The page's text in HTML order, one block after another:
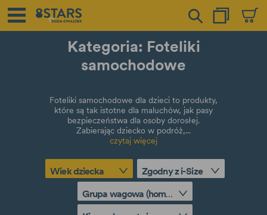
Kategoria: Foteliki
samochodowe
Foteliki samochodowe dla dzieci to produkty,
które są tak istotne dla maluchów, jak pasy
bezpieczeństwa dla osoby dorosłej.
Zabierając dziecko w podróż,...
czytaj więcej
Wiek dziecka
Zgodny z i-Size
Grupa wagowa (homologacja ECE R44/04)